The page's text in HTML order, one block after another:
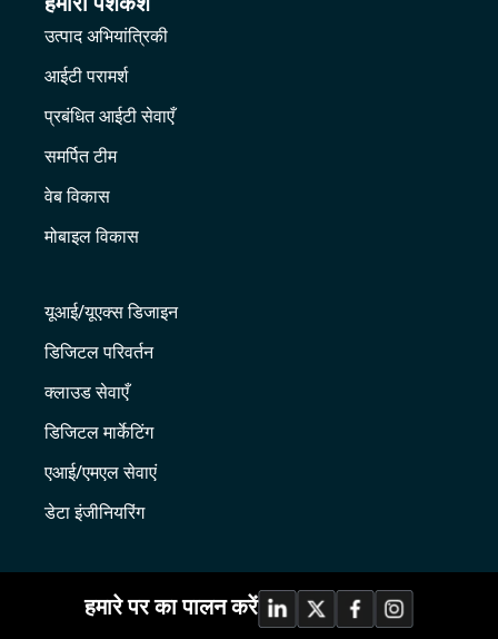
उत्पाद अभियांत्रिकी
आईटी परामर्श
प्रबंधित आईटी सेवाएँ
समर्पित टीम
वेब विकास
मोबाइल विकास
यूआई/यूएक्स डिजाइन
डिजिटल परिवर्तन
क्लाउड सेवाएँ
डिजिटल मार्केटिंग
एआई/एमएल सेवाएं
डेटा इंजीनियरिंग
हमारे पर का पालन करें